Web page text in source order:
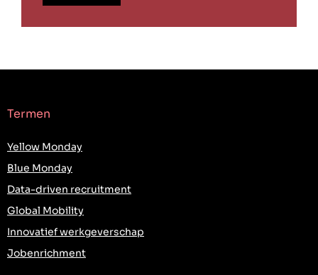
Termen
Yellow Monday
Blue Monday
Data-driven recruitment
Global Mobility
Innovatief werkgeverschap
Jobenrichment